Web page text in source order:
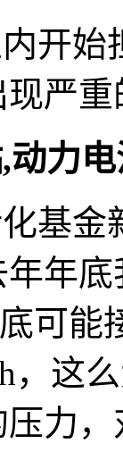
开始
严
动力
基
年
可能
，这
力